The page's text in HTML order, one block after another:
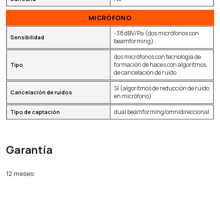
MICRÓFONO
Sensibilidad
-38 dBV/Pa (dos micrófonos con
beamforming)
Tipo
dos micrófonos con tecnología de
formación de haces con algoritmos
de cancelación de ruido
Cancelación de ruidos
Sí (algoritmos de reducción de ruido
en micrófono)
Tipo de captación dual beamforming/omnidireccional
Garantía
12 meses